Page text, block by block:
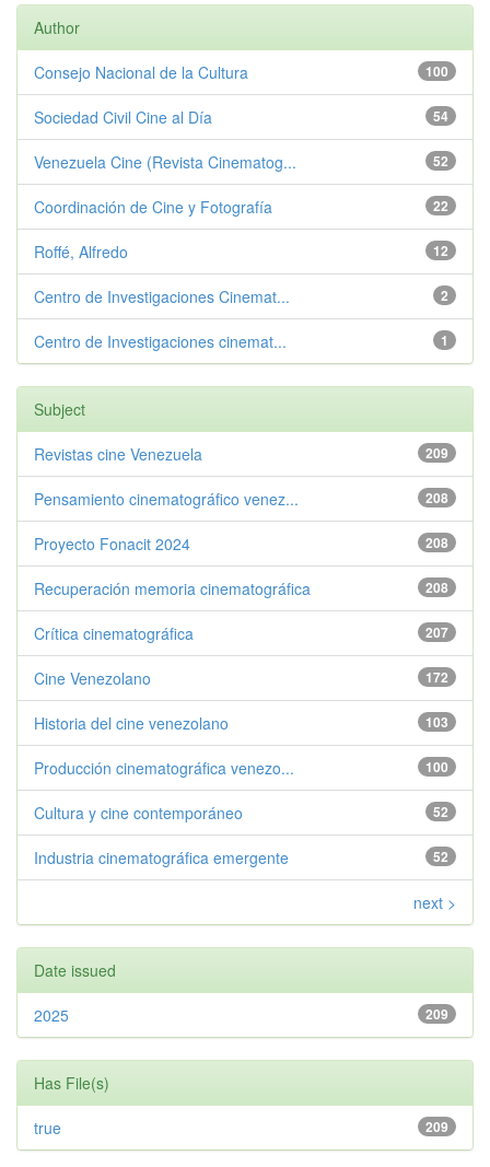
Author
100
Consejo Nacional de la Cultura
54
Sociedad Civil Cine al Día
52
Venezuela Cine (Revista Cinematog...
22
Coordinación de Cine y Fotografía
12
Roffé, Alfredo
2
Centro de Investigaciones Cinemat...
1
Centro de Investigaciones cinemat...
Subject
209
Revistas cine Venezuela
208
Pensamiento cinematográfico venez...
208
Proyecto Fonacit 2024
208
Recuperación memoria cinematográfica
207
Crítica cinematográfica
172
Cine Venezolano
103
Historia del cine venezolano
100
Producción cinematográfica venezo...
52
Cultura y cine contemporáneo
52
Industria cinematográfica emergente
next >
Date issued
209
2025
Has File(s)
209
true